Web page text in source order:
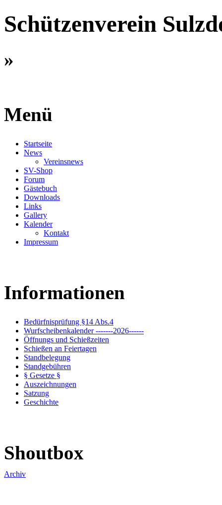
Schützenverein
»
Menü
Startseite
News
Vereinsnews
SV-Shop
Forum
Gästebuch
Downloads
Links
Gallery
Kalender
Kontakt
Impressum
Informationen
Bedürfnisprüfung §14 Abs.4
Wurfscheibenkalender -------2026------
Öffnungs und Schießzeiten
Schießen an Feiertagen
Standbelegung
Standgebühren
§ Gesetze §
Auszeichnungen
Satzung
Geschichte
Shoutbox
Archiv